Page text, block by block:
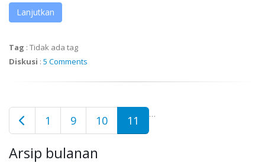
Lanjutkan
Tag : Tidak ada tag
Diskusi : 5 Comments
1 …
9 10 11
Arsip bulanan